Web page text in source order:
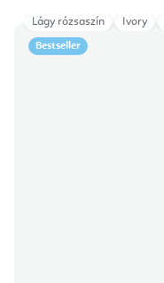
Bestseller
Lágy rózsaszín Ivory